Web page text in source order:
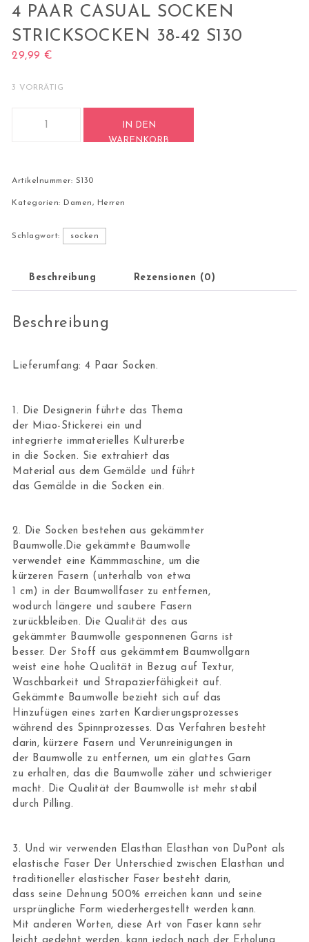
4 PAAR CASUAL SOCKEN
STRICKSOCKEN 38-42 S130
29,99€
3 VORRÄTIG
IN DEN
WARENKORB
Artikelnummer: S130
Kategorien: Damen, Herren
Schlagwort: socken
Beschreibung Rezensionen (0)
Beschreibung
Lieferumfang: 4 Paar Socken.
1. Die Designerin führte das Thema
der Miao-Stickerei ein und
integrierte immaterielles Kulturerbe
in die Socken. Sie extrahiert das
Material aus dem Gemälde und führt
das Gemälde in die Socken ein.
2. Die Socken bestehen aus gekämmter
Baumwolle.Die gekämmte Baumwolle
verwendet eine Kämmmaschine, um die
kürzeren Fasern (unterhalb von etwa
1 cm) in der Baumwollfaser zu entfernen,
wodurch längere und saubere Fasern
zurückbleiben. Die Qualität des aus
gekämmter Baumwolle gesponnenen Garns ist
besser. Der Stoff aus gekämmtem Baumwollgarn
weist eine hohe Qualität in Bezug auf Textur,
Waschbarkeit und Strapazierfähigkeit auf.
Gekämmte Baumwolle bezieht sich auf das
Hinzufügen eines zarten Kardierungsprozesses
während des Spinnprozesses. Das Verfahren besteht
darin, kürzere Fasern und Verunreinigungen in
der Baumwolle zu entfernen, um ein glattes Garn
zu erhalten, das die Baumwolle zäher und schwieriger
macht. Die Qualität der Baumwolle ist mehr stabil
durch Pilling.
3. Und wir verwenden Elasthan Elasthan von DuPont als
elastische Faser Der Unterschied zwischen Elasthan und
traditioneller elastischer Faser besteht darin,
dass seine Dehnung 500% erreichen kann und seine
ursprüngliche Form wiederhergestellt werden kann.
Mit anderen Worten, diese Art von Faser kann sehr